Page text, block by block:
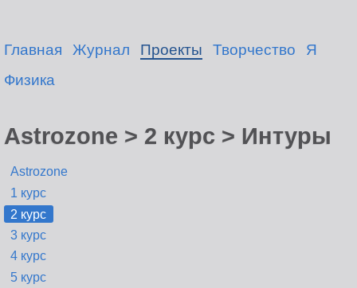
Главная Журнал Проекты Творчество
Я
Физика
Astrozone > 2 курс > Интуры
Astrozone
1 курс
2 курс
3 курс
4 курс
5 курс